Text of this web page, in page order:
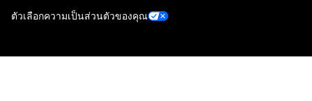
ตัวเลือกความเป็นส่วนตัวของคุณ